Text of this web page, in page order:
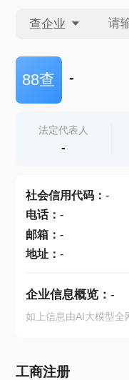
查企业
查企业
查产地
88查 -
法定代表人
-
社会信用代码： -
电话： -
邮箱： -
地址： -
企业信息概览： -
如上信息由AI大模型全
工商注册